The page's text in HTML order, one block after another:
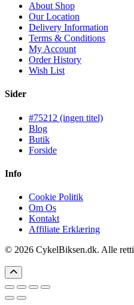
About Shop
Our Location
Delivery Information
Terms & Conditions
My Account
Order History
Wish List
Sider
#75212 (ingen titel)
Blog
Butik
Forside
Info
Cookie Politik
Om Os
Kontakt
Affiliate Erklæring
© 2026 CykelBiksen.dk. Alle